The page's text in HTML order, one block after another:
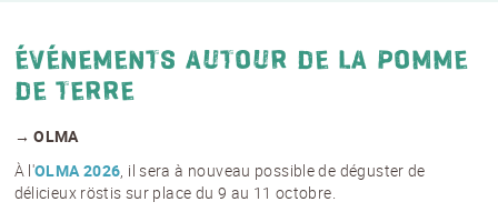
ÉVÉNEMENTS AUTOUR DE LA POMME
DE TERRE
→ OLMA
À l'OLMA 2026, il sera à nouveau possible de déguster de
délicieux röstis sur place du 9 au 11 octobre.